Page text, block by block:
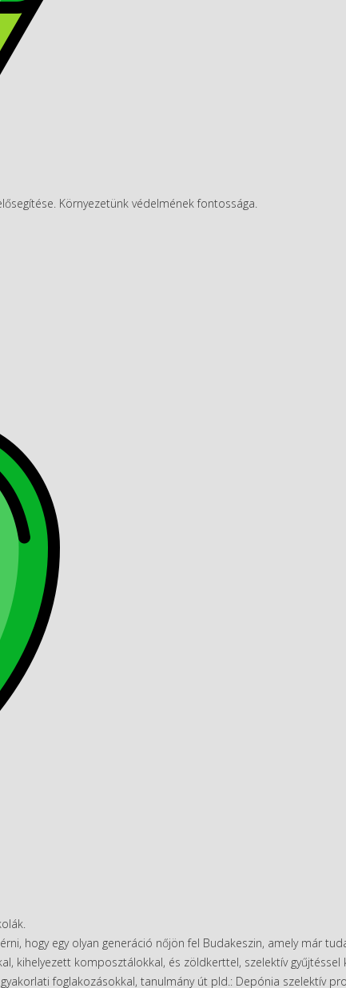
Környezetünk védelmének fontossága.
hogy egy olyan generáció nőjön fel Budakeszin, amely már
kihelyezett komposztálokkal, és zöldkerttel, szelektív gyűjtéssel
foglakozásokkal, tanulmány út pld.: Depónia szelektív